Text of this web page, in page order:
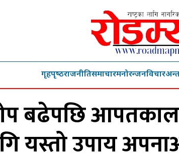
गृहपृष्‍ठराजनीतिसमाचारमनोरन्जनविचार
बढेपछि
यस्तो उपाय